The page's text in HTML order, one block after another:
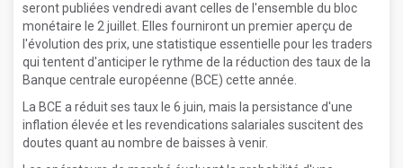
seront publiées vendredi avant celles de l'ensemble du bloc
monétaire le 2 juillet. Elles fourniront un premier aperçu de
l'évolution des prix, une statistique essentielle pour les traders
qui tentent d'anticiper le rythme de la réduction des taux de la
Banque centrale européenne (BCE) cette année.
La BCE a réduit ses taux le 6 juin, mais la persistance d'une
inflation élevée et les revendications salariales suscitent des
doutes quant au nombre de baisses à venir.